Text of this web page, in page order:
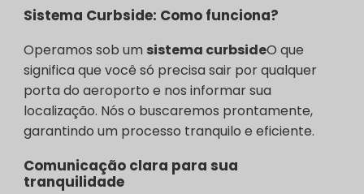
Sistema Curbside: Como funciona?
Operamos sob um sistema curbsideO que
significa que você só precisa sair por qualquer
porta do aeroporto e nos informar sua
localização. Nós o buscaremos prontamente,
garantindo um processo tranquilo e eficiente.
Comunicação clara para sua
tranquilidade